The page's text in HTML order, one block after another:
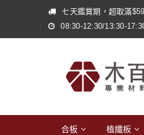
七天鑑賞期，超取滿
08:30-12:30/13:30-
合板 植纖板